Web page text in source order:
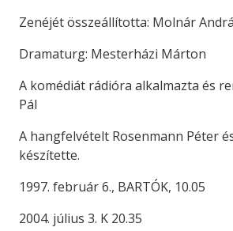
Zenéjét összeállította: Molnár
Dramaturg: Mesterházi Márton
A komédiát rádióra alkalmazta és
Pál
A hangfelvételt Rosenmann Péter
készítette.
1997. február 6., BARTÓK, 10.05
2004. július 3. K 20.35